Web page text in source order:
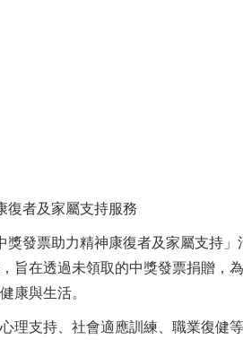
復者及家屬支持服務
發票助力精神康復者及家屬支持
旨在透過未領取的中獎發票捐贈，
康與生活。
理支持、社會適應訓練、職業復健